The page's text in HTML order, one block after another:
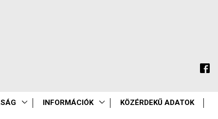
INFORMÁCIÓK KÖZÉRDEKŰ ADATOK